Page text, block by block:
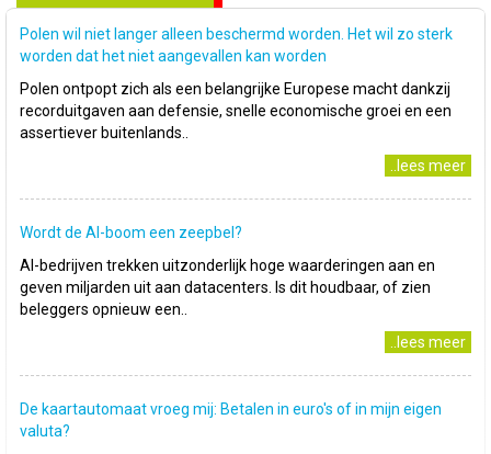
Polen wil niet langer alleen beschermd worden. Het wil zo sterk
worden dat het niet aangevallen kan worden
Polen ontpopt zich als een belangrijke Europese macht dankzij
recorduitgaven aan defensie, snelle economische groei en een
assertiever buitenlands..
..lees meer
Wordt de AI-boom een zeepbel?
AI-bedrijven trekken uitzonderlijk hoge waarderingen aan en
geven miljarden uit aan datacenters. Is dit houdbaar, of zien
beleggers opnieuw een..
..lees meer
De kaartautomaat vroeg mij: Betalen in euro's of in mijn eigen
valuta?